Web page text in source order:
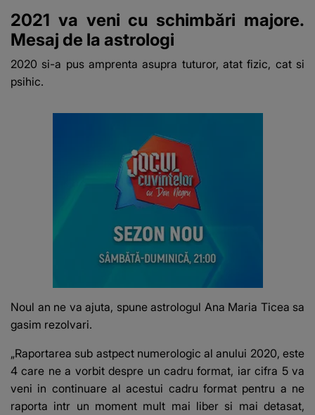
2021 va veni cu schimbări majore.
Mesaj de la astrologi
2020 si-a pus amprenta asupra tuturor, atat fizic, cat si
psihic.
Noul an ne va ajuta, spune astrologul Ana Maria Ticea sa
gasim rezolvari.
„Raportarea sub astpect numerologic al anului 2020, este
4 care ne a vorbit despre un cadru format, iar cifra 5 va
veni in continuare al acestui cadru format pentru a ne
raporta intr un moment mult mai liber si mai detasat,